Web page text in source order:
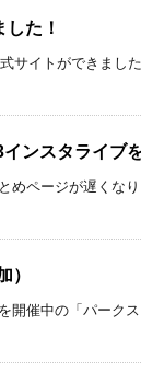
た！
サイトができま
ンスタライブ
ページが遅くな
）
開催中の「パーク